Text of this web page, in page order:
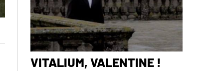
VITALIUM, VALENTINE !